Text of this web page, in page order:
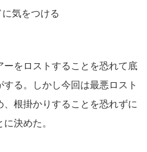
気をつける
をロストすることを恐れて底
る。しかし今回は最悪ロスト
、根掛かりすることを恐れずに
決めた。